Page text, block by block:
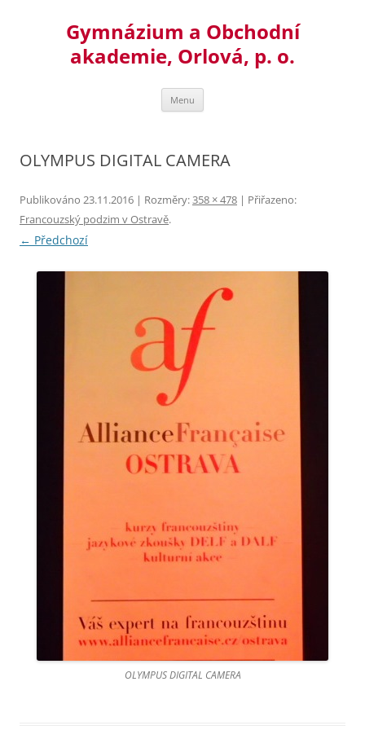
Gymnázium a Obchodní
akademie, Orlová, p. o.
Menu
OLYMPUS DIGITAL CAMERA
Publikováno 23.11.2016 | Rozměry:358 × 478 | Přiřazeno:
Francouzský podzim v Ostravě.
← Předchozí
OLYMPUS DIGITAL CAMERA